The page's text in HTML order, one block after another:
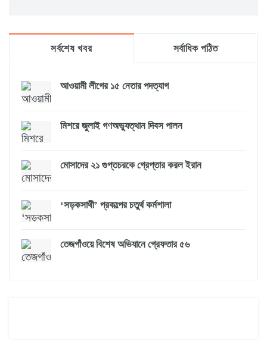
সর্বশেষ খবর সর্বাধিক পঠিত
আওয়ামী লীগের ১৫ নেতার পদত্যাগ
মিশরে জুলাই গণঅভ্যুত্থান দিবস পালন
মোসাদের ২১ গুপ্তচরকে গ্রেপ্তার করল ইরান
‘সড়কসাথী’ প্রকল্পের চতুর্থ কর্মশালা
তেজগাঁওয়ে বিশেষ অভিযানে গ্রেফতার ৫৬